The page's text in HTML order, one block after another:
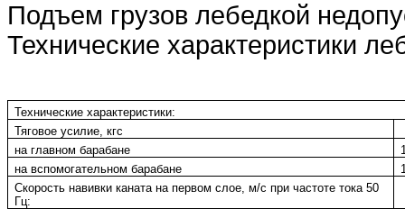
Подъем грузов лебедкой
Технические характеристики
Технические характеристики:
Тяговое усилие, кгс
на главном барабане
на вспомогательном барабане
Скорость навивки каната на первом слое, м/с при частоте тока 50
Гц: